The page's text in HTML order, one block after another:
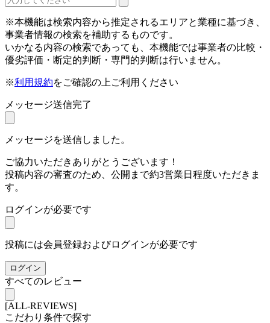
※本機能は検索内容から推定されるエリアと業種に基づき、
事業者情報の検索を補助するものです。
いかなる内容の検索であっても、本機能では事業者の比較・
優劣評価・断定的判断・専門的判断は行いません。
※利用規約をご確認の上ご利用ください
メッセージ送信完了
メッセージを送信しました。
ご協力いただきありがとうございます！
投稿内容の審査のため、公開まで約3営業日程度いただきま
す。
ログインが必要です
投稿には会員登録およびログインが必要です
ログイン
すべてのレビュー
[ALL-REVIEWS]
こだわり条件で探す